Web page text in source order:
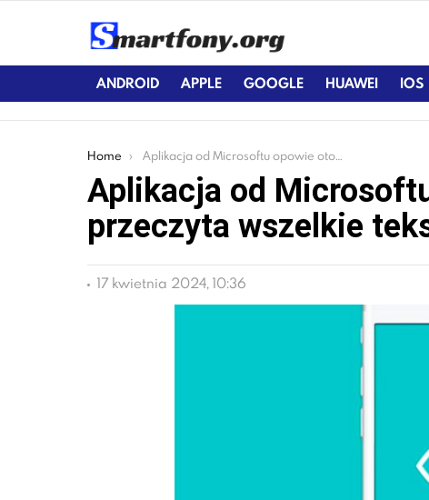
ANDROID APPLE GOOGLE HUAWEI IOS
You are here:
Home Aplikacja od Microsoftu opowie otoczenie oraz przeczyta wszelkie teksty
Aplikacja od
przeczyta wszelkie
17 kwietnia 2024, 10:36